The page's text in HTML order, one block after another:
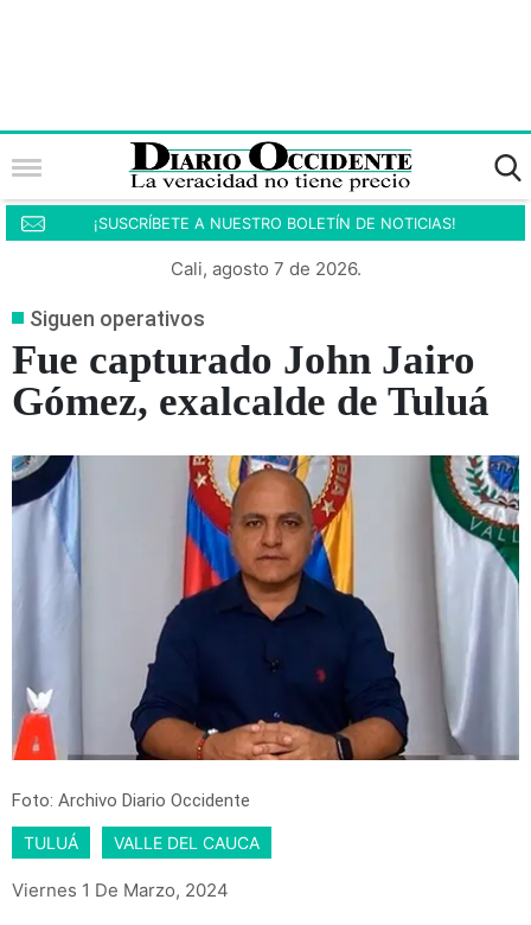
¡SUSCRÍBETE A NUESTRO BOLETÍN DE NOTICIAS!
Cali, agosto 7 de 2026.
Siguen operativos
Fue capturado John Jairo
Gómez, exalcalde de Tuluá
Foto: Archivo Diario Occidente
TULUÁ VALLE DEL CAUCA
Viernes 1 De Marzo, 2024